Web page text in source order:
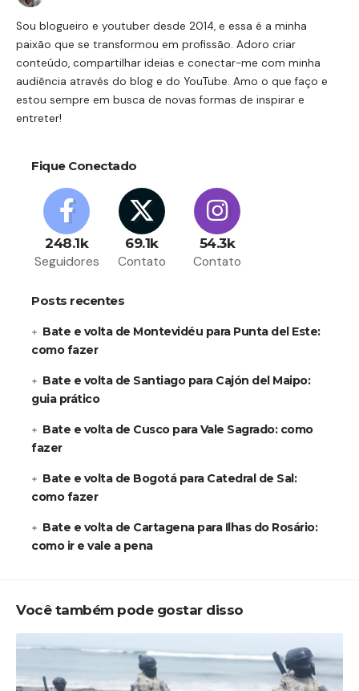
Sou blogueiro e youtuber desde 2014, e essa é a minha
paixão que se transformou em profissão. Adoro criar
conteúdo, compartilhar ideias e conectar-me com minha
audiência através do blog e do YouTube. Amo o que faço e
estou sempre em busca de novas formas de inspirar e
entreter!
Fique Conectado
248.1k
Seguidores
69.1k
Contato
54.3k
Contato
Posts recentes
Bate e volta de Montevidéu para Punta del Este:
como fazer
Bate e volta de Santiago para Cajón del Maipo:
guia prático
Bate e volta de Cusco para Vale Sagrado: como
fazer
Bate e volta de Bogotá para Catedral de Sal:
como fazer
Bate e volta de Cartagena para Ilhas do Rosário:
como ir e vale a pena
Você também pode gostar disso